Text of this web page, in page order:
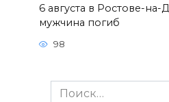
6 августа в Ростове-на-
мужчина погиб
98
Search